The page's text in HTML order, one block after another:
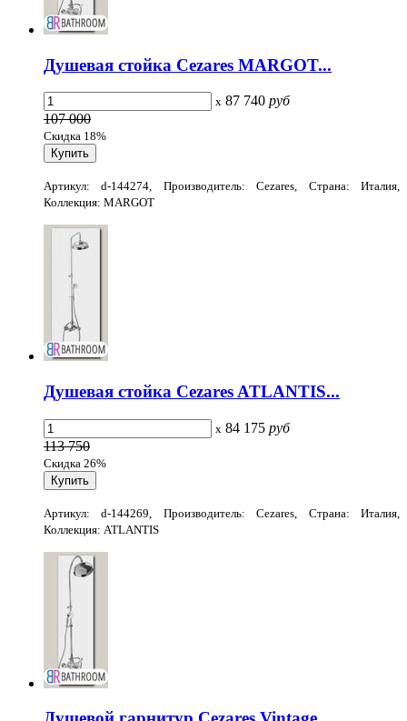
Душевая стойка Cezares MARGOT...
x 87 740 руб
107 000
Скидка 18%
Артикул: d-144274, Производитель: Cezares, Страна: Италия,
Коллекция: MARGOT
Душевая стойка Cezares ATLANTIS...
x 84 175 руб
113 750
Скидка 26%
Артикул: d-144269, Производитель: Cezares, Страна: Италия,
Коллекция: ATLANTIS